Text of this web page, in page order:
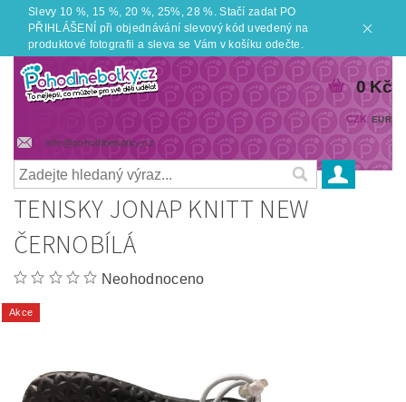
Slevy 10 %, 15 %, 20 %, 25%, 28 %. Stačí zadat PO
PŘIHLÁŠENÍ při objednávání slevový kód uvedený na
produktové fotografii a sleva se Vám v košíku odečte.
info@pohodlnebotky.cz
CZK EUR
0 Kč
TENISKY JONAP KNITT NEW
ČERNOBÍLÁ
Neohodnoceno
Akce